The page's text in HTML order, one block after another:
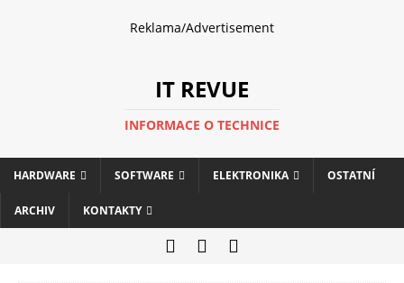
Reklama/Advertisement
IT REVUE
INFORMACE O TECHNICE
HARDWARE SOFTWARE ELEKTRONIKA OSTATNÍ
ARCHIV KONTAKTY